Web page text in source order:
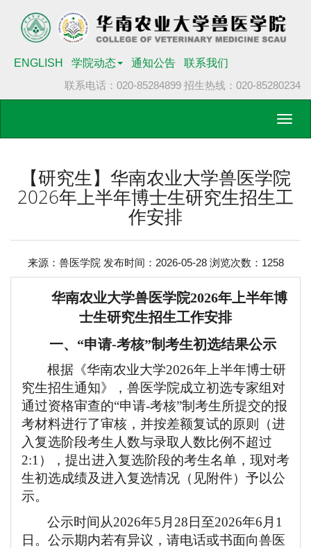
ENGLISH 学院动态 通知公告
联系我们
联系电话：020-85284899 招生热线：020-85280234
【研究生】华南农业大学兽医学院
2026年上半年博士生研究生招生工
作安排
来源：兽医学院 发布时间：2026-05-28 浏览次数： 1258
华南农业大学兽医学院2026年上半年博
士生研究生招生工作安排
一、 “申请-考核”制考生初选结果公示
根据《华南农业大学2026年上半年博士研
究生招生通知》
， 兽医学院成立初选专家组对
通过资格审查的“申请-考核”制考生所提交的报
考材料进行了审核，并按差额复试的原则（进
入复选阶段考生人数与录取人数比例不超过
2:1），提出进入复选阶段的考生名单，现对考
生初选成绩及进入复选情况（见附件）予以公
示。
公示时间从2026年5 月 28日至2026年6 月 1
日。公示期内若有异议，请电话或书面向兽医